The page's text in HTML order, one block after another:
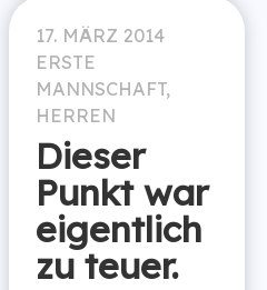
17. MÄRZ 2014
ERSTE
MANNSCHAFT,
HERREN
Dieser
Punkt war
eigentlich
zu teuer.